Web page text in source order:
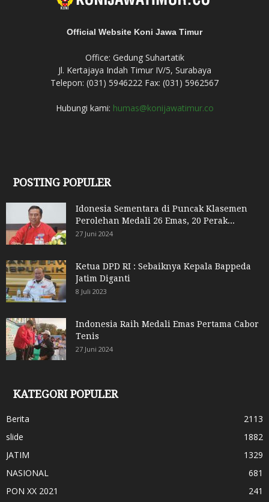
Official Website Koni Jawa Timur
Office: Gedung Suhartatik
Jl. Kertajaya Indah Timur IV/5, Surabaya
Telepon: (031) 5946222 Fax: (031) 5962567
Hubungi kami: humas@konijawatimur.co
POSTING POPULER
Idonesia Sementara di Puncak Klasemen
Perolehan Medali 26 Emas, 20 Perak...
27 Juni 2024
Ketua DPD RI : Sebaiknya Kepala Bappeda
Jatim Diganti
8 Juli 2023
Indonesia Raih Medali Emas Pertama Cabor
Tenis
27 Juni 2024
KATEGORI POPULER
Berita
2113
slide
1882
JATIM
1329
NASIONAL
681
PON XX 2021
241